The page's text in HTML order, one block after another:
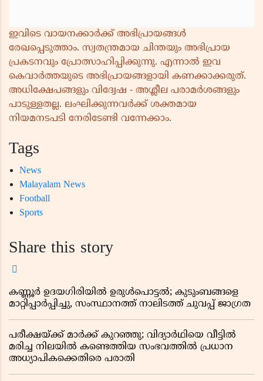
ഇവിടെ വായനക്കാർക്ക് അഭിപ്രായങ്ങൾ
രേഖപ്പെടുത്താം. സ്വതന്ത്രമായ ചിന്തയും അഭിപ്രായ
പ്രകടനവും പ്രോത്സാഹിപ്പിക്കുന്നു. എന്നാൽ ഇവ
കെവാർത്തയുടെ അഭിപ്രായങ്ങളായി കണക്കാക്കരുത്.
അധിക്ഷേപങ്ങളും വിദ്വേഷ - അശ്ലീല പരാമർശങ്ങളും
പാടുള്ളതല്ല. ലംഘിക്കുന്നവർക്ക് ശക്തമായ
നിയമനടപടി നേരിടേണ്ടി വന്നേക്കാം.
Tags
News
Malayalam News
Football
Sports
Share this story
കണ്ണൂർ ഉദയഗിരിയിൽ ഉരുൾപൊട്ടൽ; കുടുംബങ്ങളെ
മാറ്റിപ്പാർപ്പിച്ചു, സംസ്ഥാനത്ത് നാലിടത്ത് ചുവപ്പ് ജാഗ്രത
പരീക്ഷയ്ക്ക് മാർക്ക് കുറഞ്ഞു; വിദ്യാർഥിയെ വീട്ടിൽ
മരിച്ച നിലയിൽ കണ്ടെത്തിയ സംഭവത്തിൽ പ്രധാന
അധ്യാപികക്കെതിരെ പരാതി